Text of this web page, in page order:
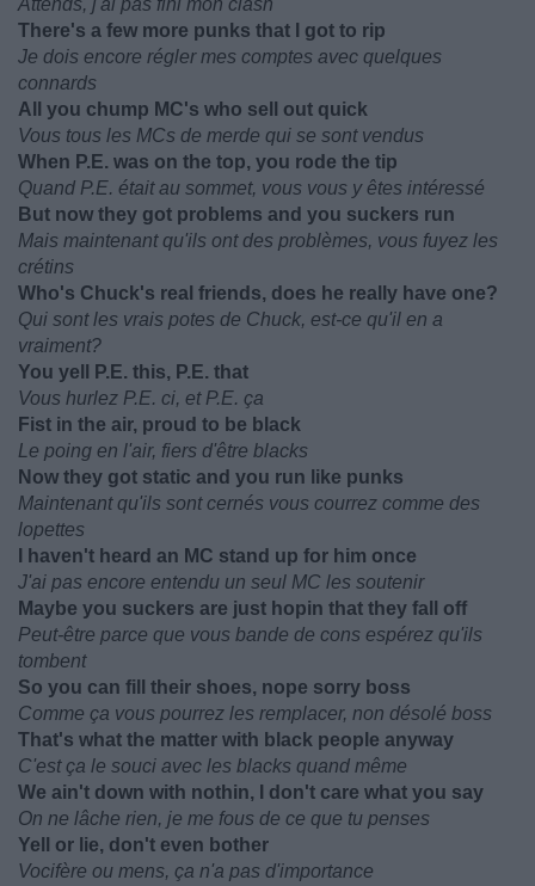
Attends, j'ai pas fini mon clash
There's a few more punks that I got to rip
Je dois encore régler mes comptes avec quelques
connards
All you chump MC's who sell out quick
Vous tous les MCs de merde qui se sont vendus
When P.E. was on the top, you rode the tip
Quand P.E. était au sommet, vous vous y êtes intéressé
But now they got problems and you suckers run
Mais maintenant qu'ils ont des problèmes, vous fuyez les
crétins
Who's Chuck's real friends, does he really have one?
Qui sont les vrais potes de Chuck, est-ce qu'il en a
vraiment?
You yell P.E. this, P.E. that
Vous hurlez P.E. ci, et P.E. ça
Fist in the air, proud to be black
Le poing en l'air, fiers d'être blacks
Now they got static and you run like punks
Maintenant qu'ils sont cernés vous courrez comme des
lopettes
I haven't heard an MC stand up for him once
J'ai pas encore entendu un seul MC les soutenir
Maybe you suckers are just hopin that they fall off
Peut-être parce que vous bande de cons espérez qu'ils
tombent
So you can fill their shoes, nope sorry boss
Comme ça vous pourrez les remplacer, non désolé boss
That's what the matter with black people anyway
C'est ça le souci avec les blacks quand même
We ain't down with nothin, I don't care what you say
On ne lâche rien, je me fous de ce que tu penses
Yell or lie, don't even bother
Vocifère ou mens, ça n'a pas d'importance